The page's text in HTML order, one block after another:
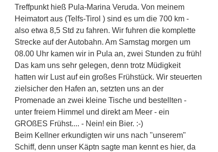
Treffpunkt hieß Pula-Marina Veruda. Von meinem
Heimatort aus (Telfs-Tirol ) sind es um die 700 km -
also etwa 8,5 Std zu fahren. Wir fuhren die komplette
Strecke auf der Autobahn. Am Samstag morgen um
08.00 Uhr kamen wir in Pula an, zwei Stunden zu früh!
Das kam uns sehr gelegen, denn trotz Müdigkeit
hatten wir Lust auf ein großes Frühstück. Wir steuerten
zielsicher den Hafen an, setzten uns an der
Promenade an zwei kleine Tische und bestellten -
unter freiem Himmel und direkt am Meer - ein
GROßES Frühst.... - Nein! ein Bier. :-)
Beim Kellner erkundigten wir uns nach "unserem"
Schiff, denn unser Käptn sagte man kennt es hier, da